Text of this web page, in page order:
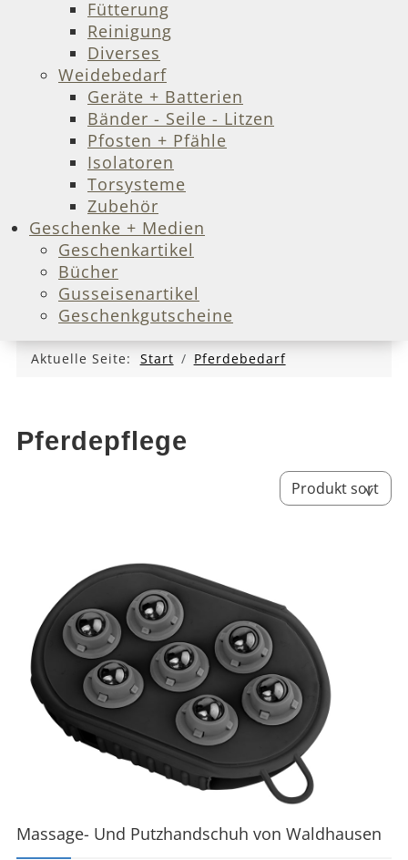
Fütterung
Reinigung
Diverses
Weidebedarf
Geräte + Batterien
Bänder - Seile - Litzen
Pfosten + Pfähle
Isolatoren
Torsysteme
Zubehör
Geschenke + Medien
Geschenkartikel
Bücher
Gusseisenartikel
Geschenkgutscheine
Aktuelle Seite: Start Pferdebedarf
Pferdepflege
Sort by
Massage- Und Putzhandschuh von Waldhausen